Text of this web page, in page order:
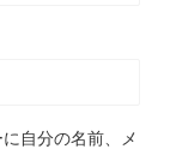
自分の名前、メ